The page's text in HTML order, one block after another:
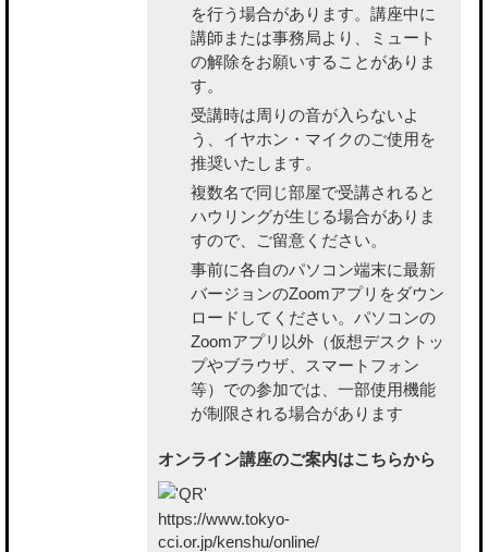
を行う場合があります。講座中に
講師または事務局より、ミュート
の解除をお願いすることがありま
す。
受講時は周りの音が入らないよ
う、イヤホン・マイクのご使用を
推奨いたします。
複数名で同じ部屋で受講されると
ハウリングが生じる場合がありま
すので、ご留意ください。
事前に各自のパソコン端末に最新
バージョンのZoomアプリをダウン
ロードしてください。パソコンの
Zoomアプリ以外（仮想デスクトッ
プやブラウザ、スマートフォン
等）での参加では、一部使用機能
が制限される場合があります
オンライン講座のご案内はこちらから
https://www.tokyo-
cci.or.jp/kenshu/online/